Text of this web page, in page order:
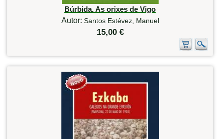
Búrbida. As orixes de Vigo
Autor: Santos Estévez, Manuel
15,00 €